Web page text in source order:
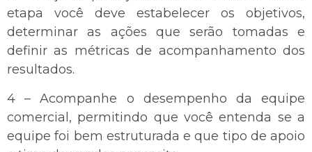
etapa você deve estabelecer os objetivos,
determinar as ações que serão tomadas e
definir as métricas de acompanhamento dos
resultados.
4 – Acompanhe o desempenho da equipe
comercial, permitindo que você entenda se a
equipe foi bem estruturada e que tipo de apoio